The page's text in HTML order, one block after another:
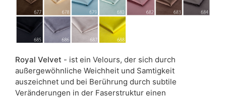
Royal Velvet - ist ein Velours, der sich durch
außergewöhnliche Weichheit und Samtigkeit
auszeichnet und bei Berührung durch subtile
Veränderungen in der Faserstruktur einen